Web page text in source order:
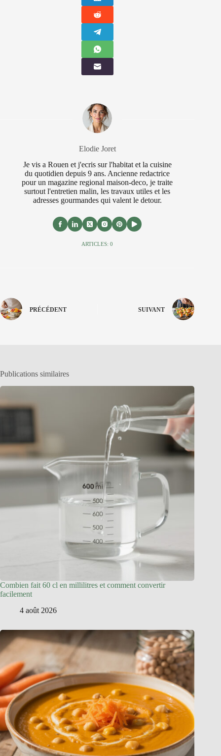
Elodie Joret
Je vis a Rouen et j'ecris sur l'habitat et la cuisine
du quotidien depuis 9 ans. Ancienne redactrice
pour un magazine regional maison-deco, je traite
surtout l'entretien malin, les travaux utiles et les
adresses gourmandes qui valent le detour.
ARTICLES: 0
PRÉCÉDENT SUIVANT
Publications similaires
Combien fait 60 cl en millilitres et comment convertir
facilement
4 août 2026